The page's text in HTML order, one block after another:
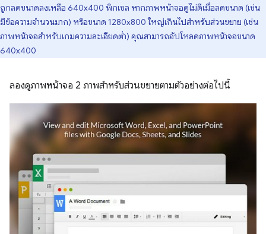
ถูกลดขนาดลงเหลือ 640x400 พิกเซล หากภาพหน้าจอดูไม่ดีเมื่อลดขนาด (เช่น
มีข้อความจำนวนมาก) หรือขนาด 1280x800 ใหญ่เกินไปสำหรับส่วนขยาย (เช่น
ภาพหน้าจอสำหรับเกมความละเอียดต่ำ) คุณสามารถอัปโหลดภาพหน้าจอขนาด
640x400
ลองดูภาพหน้าจอ 2 ภาพสำหรับส่วนขยายตามตัวอย่างต่อไปนี้